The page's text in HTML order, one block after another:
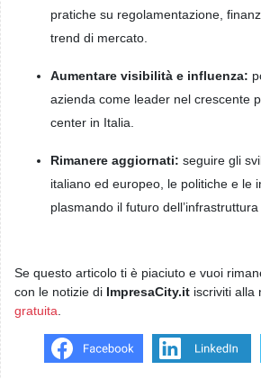
pratiche su regolamentazione,
trend di mercato.
Aumentare visibilità e influenza:
azienda come leader nel crescente
center in Italia.
Rimanere aggiornati: seguire gli
italiano ed europeo, le politiche e le
plasmando il futuro dell’infrastruttura
Se questo articolo ti è piaciuto e vuoi
con le notizie di ImpresaCity.it iscriviti alla
gratuita